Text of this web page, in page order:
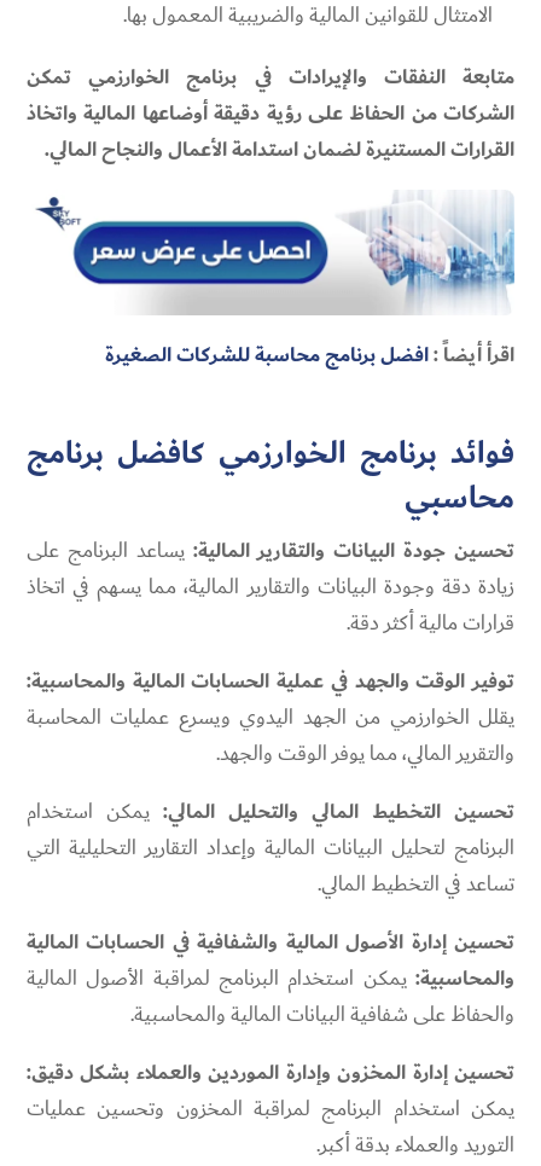
الامتثال للقوانين المالية والضريبية المعمول بها.
متابعة النفقات والإيرادات في برنامج الخوارزمي تمكن
الشركات من الحفاظ على رؤية دقيقة أوضاعها المالية واتخاذ
القرارات المستنيرة لضمان استدامة الأعمال والنجاح المالي.
اقرأ أيضاً :افضل برنامج محاسبة للشركات الصغيرة
فوائد برنامج الخوارزمي كافضل برنامج
محاسبي
تحسين جودة البيانات والتقارير المالية: يساعد البرنامج على
زيادة دقة وجودة البيانات والتقارير المالية، مما يسهم في اتخاذ
قرارات مالية أكثر دقة.
توفير الوقت والجهد في عملية الحسابات المالية والمحاسبية:
يقلل الخوارزمي من الجهد اليدوي ويسرع عمليات المحاسبة
والتقرير المالي، مما يوفر الوقت والجهد.
تحسين التخطيط المالي والتحليل المالي: يمكن استخدام
البرنامج لتحليل البيانات المالية وإعداد التقارير التحليلية التي
تساعد في التخطيط المالي.
تحسين إدارة الأصول المالية والشفافية في الحسابات المالية
والمحاسبية:يمكن استخدام البرنامج لمراقبة الأصول المالية
والحفاظ على شفافية البيانات المالية والمحاسبية.
تحسين إدارة المخزون وإدارة الموردين والعملاء بشكل دقيق:
يمكن استخدام البرنامج لمراقبة المخزون وتحسين عمليات
التوريد والعملاء بدقة أكبر.